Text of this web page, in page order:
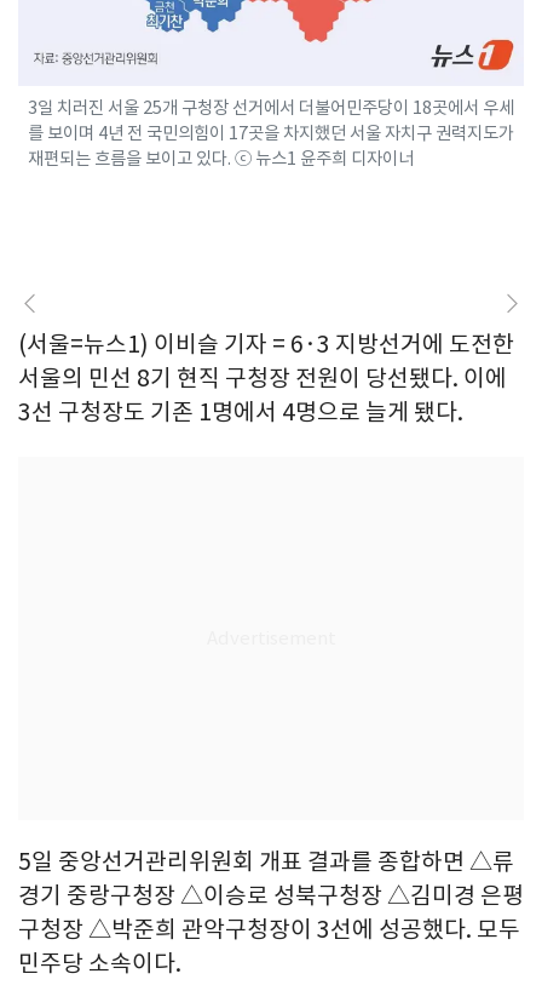
3일 치러진 서울 25개 구청장 선거에서 더불어민주당이 18곳에서 우세
를 보이며 4년 전 국민의힘이 17곳을 차지했던 서울 자치구 권력지도가
재편되는 흐름을 보이고 있다. ⓒ 뉴스1 윤주희 디자이너
(서울=뉴스1) 이비슬 기자 = 6·3 지방선거에 도전한
서울의 민선 8기 현직 구청장 전원이 당선됐다. 이에
3선 구청장도 기존 1명에서 4명으로 늘게 됐다.
5일 중앙선거관리위원회 개표 결과를 종합하면 △류
경기 중랑구청장 △이승로 성북구청장 △김미경 은평
구청장 △박준희 관악구청장이 3선에 성공했다. 모두
민주당 소속이다.